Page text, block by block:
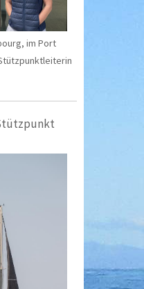
im Port